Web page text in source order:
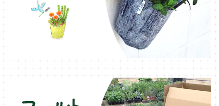
ガーデンベジタ・イタリア野菜